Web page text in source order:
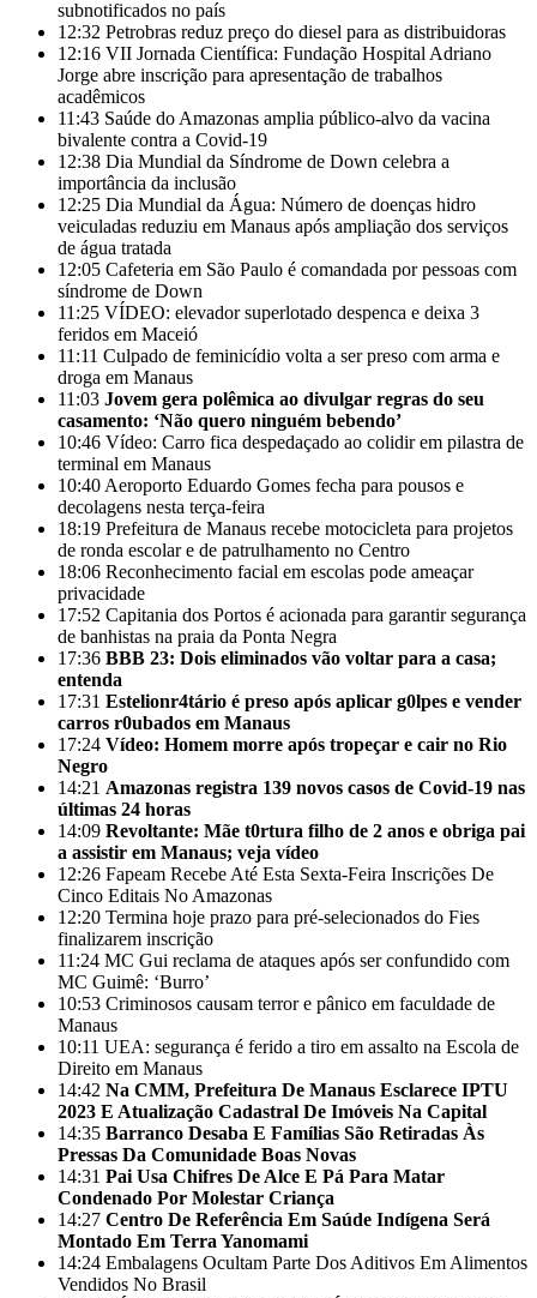
subnotificados no país
12:32 Petrobras reduz preço do diesel para as distribuidoras
12:16 VII Jornada Científica: Fundação Hospital Adriano
Jorge abre inscrição para apresentação de trabalhos
acadêmicos
11:43 Saúde do Amazonas amplia público-alvo da vacina
bivalente contra a Covid-19
12:38 Dia Mundial da Síndrome de Down celebra a
importância da inclusão
12:25 Dia Mundial da Água: Número de doenças hidro
veiculadas reduziu em Manaus após ampliação dos serviços
de água tratada
12:05 Cafeteria em São Paulo é comandada por pessoas com
síndrome de Down
11:25 VÍDEO: elevador superlotado despenca e deixa 3
feridos em Maceió
11:11 Culpado de feminicídio volta a ser preso com arma e
droga em Manaus
11:03 Jovem gera polêmica ao divulgar regras do seu
casamento: ‘Não quero ninguém bebendo’
10:46 Vídeo: Carro fica despedaçado ao colidir em pilastra de
terminal em Manaus
10:40 Aeroporto Eduardo Gomes fecha para pousos e
decolagens nesta terça-feira
18:19 Prefeitura de Manaus recebe motocicleta para projetos
de ronda escolar e de patrulhamento no Centro
18:06 Reconhecimento facial em escolas pode ameaçar
privacidade
17:52 Capitania dos Portos é acionada para garantir segurança
de banhistas na praia da Ponta Negra
17:36 BBB 23: Dois eliminados vão voltar para a casa;
entenda
17:31 Estelionr4tário é preso após aplicar g0lpes e vender
carros r0ubados em Manaus
17:24 Vídeo: Homem morre após tropeçar e cair no Rio
Negro
14:21 Amazonas registra 139 novos casos de Covid-19 nas
últimas 24 horas
14:09 Revoltante: Mãe t0rtura filho de 2 anos e obriga pai
a assistir em Manaus; veja vídeo
12:26 Fapeam Recebe Até Esta Sexta-Feira Inscrições De
Cinco Editais No Amazonas
12:20 Termina hoje prazo para pré-selecionados do Fies
finalizarem inscrição
11:24 MC Gui reclama de ataques após ser confundido com
MC Guimê: ‘Burro’
10:53 Criminosos causam terror e pânico em faculdade de
Manaus
10:11 UEA: segurança é ferido a tiro em assalto na Escola de
Direito em Manaus
14:42 Na CMM, Prefeitura De Manaus Esclarece IPTU
2023 E Atualização Cadastral De Imóveis Na Capital
14:35 Barranco Desaba E Famílias São Retiradas Às
Pressas Da Comunidade Boas Novas
14:31 Pai Usa Chifres De Alce E Pá Para Matar
Condenado Por Molestar Criança
14:27 Centro De Referência Em Saúde Indígena Será
Montado Em Terra Yanomami
14:24 Embalagens Ocultam Parte Dos Aditivos Em Alimentos
Vendidos No Brasil